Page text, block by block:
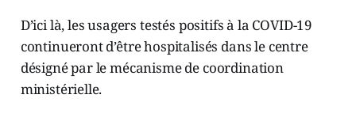
D’ici là, les usagers testés positifs à la COVID-19
continueront d’être hospitalisés dans le centre
désigné par le mécanisme de coordination
ministérielle.